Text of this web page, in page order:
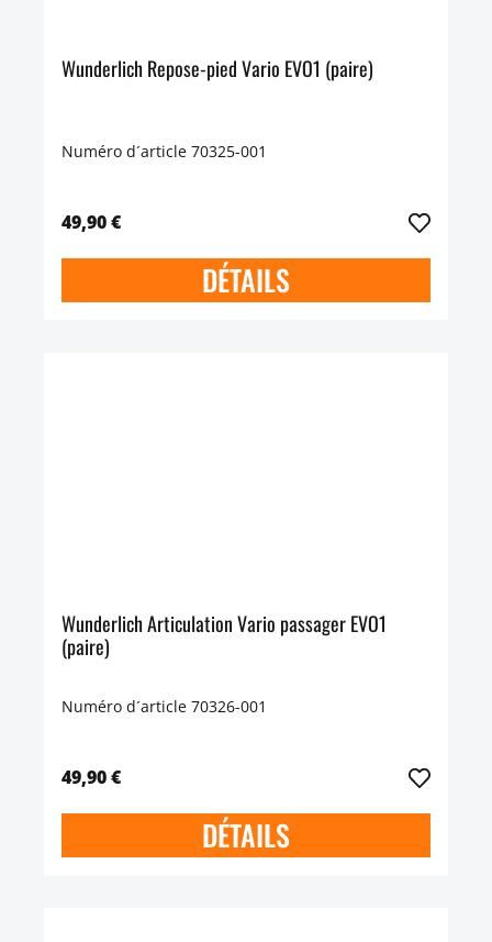
Wunderlich Repose-pied Vario EVO1 (paire)
Numéro d´article 70325-001
49,90 €
DÉTAILS
Wunderlich Articulation Vario passager EVO1
(paire)
Numéro d´article 70326-001
49,90 €
DÉTAILS